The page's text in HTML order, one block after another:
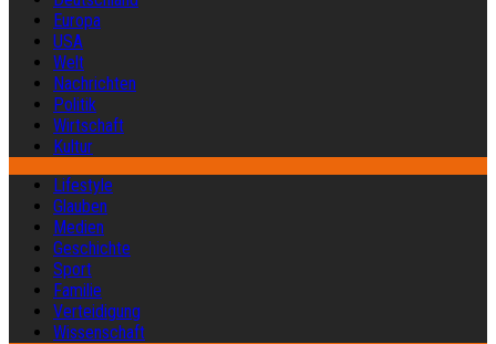
Europa
USA
Welt
Nachrichten
Politik
Wirtschaft
Kultur
Lifestyle
Glauben
Medien
Geschichte
Sport
Familie
Verteidigung
Wissenschaft